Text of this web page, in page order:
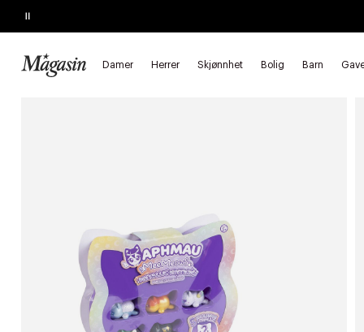
Pause
Damer Herrer Skjønnhet Bolig Barn
SALGET SLUTTER SNART
Forside